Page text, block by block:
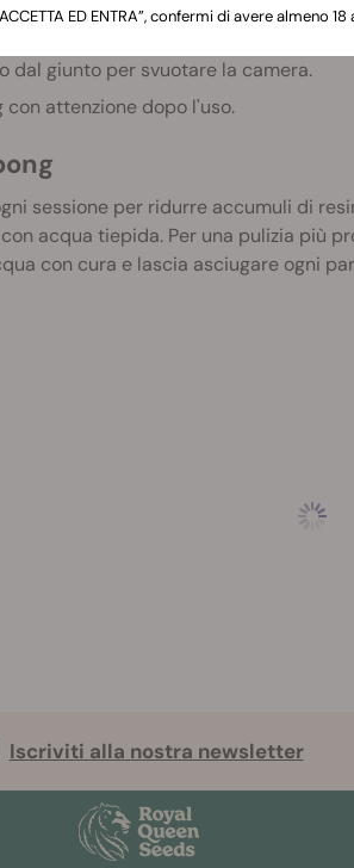
dei fiori mentre aspiri delicatamente.
dal giunto per svuotare la camera.
attenzione dopo l'uso.
sessione per ridurre accumuli di
acqua tiepida. Per una pulizia più
con cura e lascia asciugare ogni
Iscriviti alla nostra newsletter
ED ENTRA”, confermi di avere almeno 18